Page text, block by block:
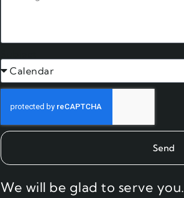
Send
We will be glad to serve you.